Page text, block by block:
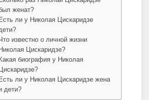
женат?
Есть ли у Николая Цискаридзе
известно о личной жизни
Николая Цискаридзе?
Какая биография у Николая
Цискаридзе?
Есть ли у Николая Цискаридзе жена
дети?